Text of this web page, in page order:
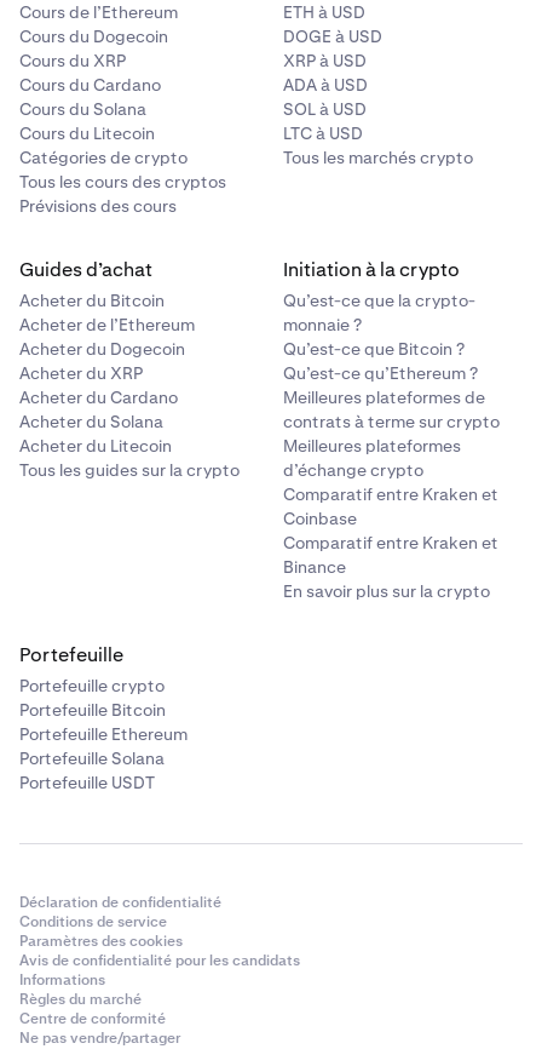
Cours de l’Ethereum
Cours du Dogecoin
Cours du XRP
Cours du Cardano
Cours du Solana
Cours du Litecoin
Catégories de crypto
Tous les cours des cryptos
Prévisions des cours
ETH à USD
DOGE à USD
XRP à USD
ADA à USD
SOL à USD
LTC à USD
Tous les marchés crypto
Guides d’achat
Acheter du Bitcoin
Acheter de l’Ethereum
Acheter du Dogecoin
Acheter du XRP
Acheter du Cardano
Acheter du Solana
Acheter du Litecoin
Tous les guides sur la crypto
Initiation à la crypto
Qu’est-ce que la crypto-
monnaie ?
Qu’est-ce que Bitcoin ?
Qu’est-ce qu’Ethereum ?
Meilleures plateformes de
contrats à terme sur crypto
Meilleures plateformes
d’échange crypto
Comparatif entre Kraken et
Coinbase
Comparatif entre Kraken et
Binance
En savoir plus sur la crypto
Portefeuille
Portefeuille crypto
Portefeuille Bitcoin
Portefeuille Ethereum
Portefeuille Solana
Portefeuille USDT
Déclaration de confidentialité
Conditions de service
Paramètres des cookies
Avis de confidentialité pour les candidats
Informations
Règles du marché
Centre de conformité
Ne pas vendre/partager